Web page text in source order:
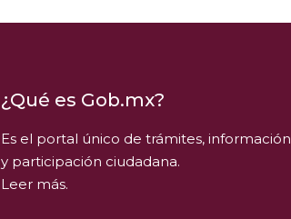
¿Qué es Gob.mx?
Es el portal único de trámites, información
y participación ciudadana.
Leer más.